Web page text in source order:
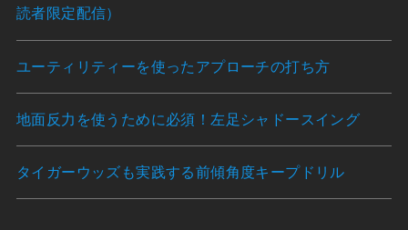
読者限定配信）
ユーティリティーを使ったアプローチの打ち方
地面反力を使うために必須！左足シャドースイング
タイガーウッズも実践する前傾角度キープドリル